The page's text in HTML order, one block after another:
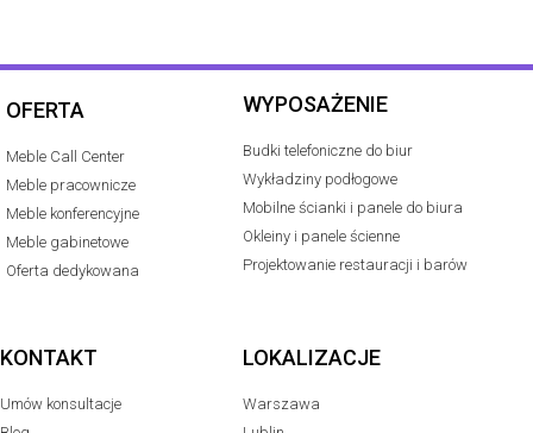
OFERTA
Meble Call Center
Meble pracownicze
Meble konferencyjne
Meble gabinetowe
Oferta dedykowana
WYPOSAŻENIE
Budki telefoniczne do biur
Wykładziny podłogowe
Mobilne ścianki i panele do biura
Okleiny i panele ścienne
Projektowanie restauracji i barów
KONTAKT
Umów konsultacje
LOKALIZACJE
Warszawa